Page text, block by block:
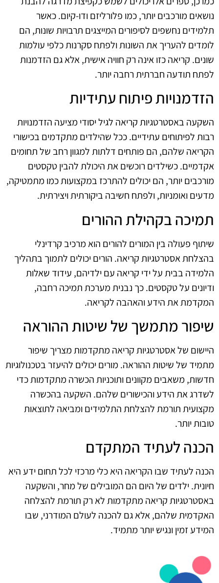
נושאים מורכבים יותר, כמו פלורליזם ודו-קיום. כאשר
תלמידים נחשפים לסיפורים המייצגים תרבויות שונות, הם
לומדים להעריך את השונות ולפתח סקרנות כלפי עולמות
שונים. קריאה כזו אינה רק חוויה אישית, אלא גם הזדמנות
לפתח תודעה חברתית רחבה יותר.
הזדמנויות פיתוח עתידיות
השקעה באסטרטגיות קריאה לגיל יסודי מציעה הזדמנויות
רבות לפיתוחים עתידיים. ככל שהילדים מתקדמים בכישורי
הקריאה שלהם, הם פותחים דלתות למגוון רחב של תחומים
אקדמיים. כשילדים רוכשים את היכולת להבין טקסטים
מורכבים יותר, הם יכולים להתרכז במקצועות כמו מתמטיקה,
מדעים ואומניות, ולפתח חשיבה ביקורתית ויצירתית.
תמיכה בקהילת ההורים
שיתוף פעולה בין המורים להורים הוא מרכיב קרדינלי
בהצלחת אסטרטגיות קריאה. הורים יכולים לתמוך בתהליך
הלמידה בבית על ידי קריאה עם ילדיהם, עידוד שאלות
ודיונים על טקסטים. כך נבנית מערכת תמיכה רחבה,
המקדמת את הידע והאהבה לקריאה.
שיפור מתמשך של שיטות ההוראה
היישום של אסטרטגיות קריאה מתקדמות מצריך שיפור
מתמיד של שיטות ההוראה. מורים יכולים להיעזר בטכנולוגיות
חדשות, משאבים מקוונים ותוכניות הכשרה מתקדמות כדי
לשדרג את הידע והכישורים שלהם. השקעה בהכשרה
מקצועית תורמת להצלחת התלמידים ומביאה לתוצאות
טובות יותר.
הכנה לעתיד המתקדם
הכנה לעתיד שבו הקריאה היא כלי מרכזי לכל תחום ידע היא
חיונית. ילדים של היום הם המובילים של מחר, והשקעה
באסטרטגיות קריאה מתקדמות לא רק תורמת להצלחה
האקדמית שלהם, אלא גם להכנה לעולם המודרני, שבו
המידע זמין ונגיש יותר מתמיד.